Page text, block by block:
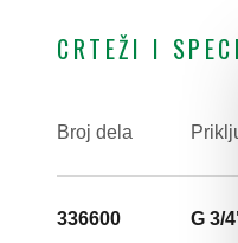
CRTEŽI I
Broj dela
336600 G 3/